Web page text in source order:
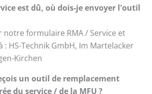
est dû, où dois-je envoyer l'outil
notre formulaire RMA / Service et
: HS-Technik GmbH, Im Martelacker
Kirchen
un outil de remplacement
du service / de la MFU ?